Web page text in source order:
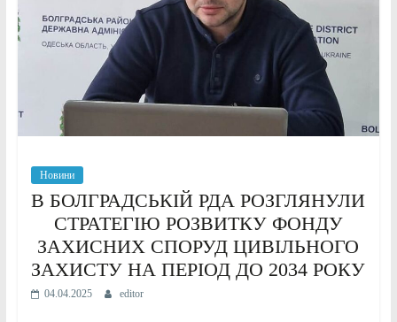
Новини
В БОЛГРАДСЬКІЙ РДА РОЗГЛЯНУЛИ
СТРАТЕГІЮ РОЗВИТКУ ФОНДУ
ЗАХИСНИХ СПОРУД ЦИВІЛЬНОГО
ЗАХИСТУ НА ПЕРІОД ДО 2034 РОКУ
04.04.2025 editor